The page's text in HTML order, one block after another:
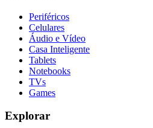
Periféricos
Celulares
Áudio e Vídeo
Casa Inteligente
Tablets
Notebooks
TVs
Games
Explorar